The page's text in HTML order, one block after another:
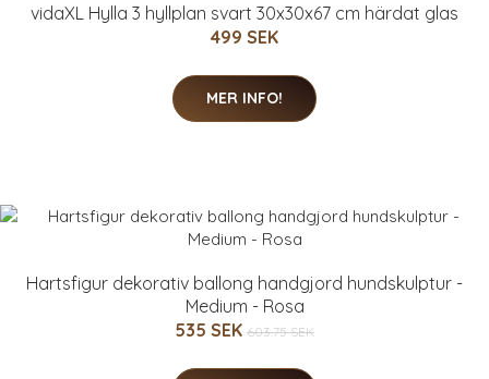
vidaXL Hylla 3 hyllplan svart 30x30x67 cm härdat glas
499 SEK
MER INFO!
Hartsfigur dekorativ ballong handgjord hundskulptur -
Medium - Rosa
535 SEK 603.75 SEK